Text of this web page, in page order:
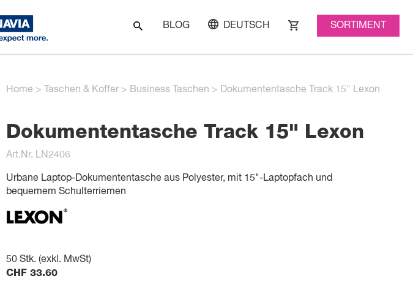
BLOG DEUTSCH SORTIMENT
Home > Taschen & Koffer> Business Taschen > Dokumententasche Track 15" Lexon
Dokumententasche Track 15" Lexon
Art.Nr. LN2406
Urbane Laptop-Dokumententasche aus Polyester, mit 15"-Laptopfach und
bequemem Schulterriemen
50 Stk. (exkl. MwSt)
CHF 33.60